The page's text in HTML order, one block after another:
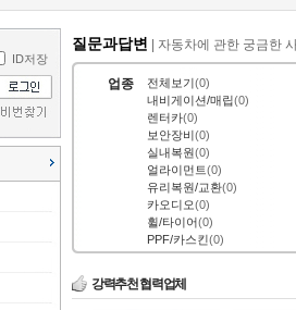
ID저장
질문과답변 | 자동차에 관한 궁금한
업종 전체보기(0)
내비게이션/매립(0)
렌터카(0)
보안장비(0)
실내복원(0)
얼라이먼트(0)
유리복원/교환(0)
카오디오(0)
휠/타이어(0)
PPF/카스킨(0)
강력추천 협력업체